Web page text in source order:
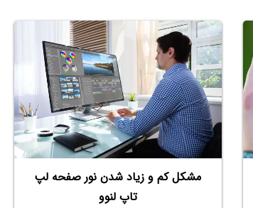
مشکل کم و زیاد شدن نور صفحه لپ
تاپ لنوو